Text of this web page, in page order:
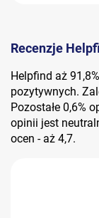
Recenzje
Helpfind aż
pozytywnych.
Pozostałe 0,6%
opinii jest
ocen - aż 4,7.